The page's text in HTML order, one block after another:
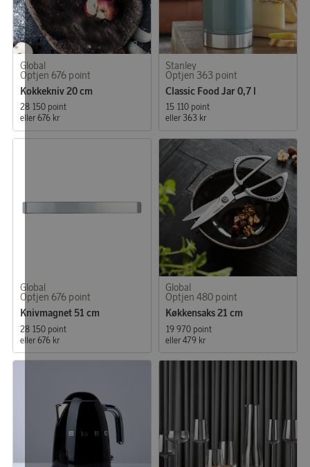
Global
Optjen 676 point
Kokkekniv 20 cm
28 150 point
eller 676 kr
Stanley
Optjen 363 point
Classic Food Jar 0,7 l
15 110 point
eller 363 kr
Global
Optjen 676 point
Knivmagnet 51 cm
28 150 point
eller 676 kr
Global
Optjen 480 point
Køkkensaks 21 cm
19 970 point
eller 479 kr